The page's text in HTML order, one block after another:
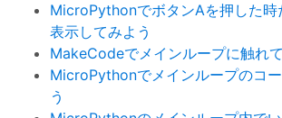
MicroPythonでボタンAを押した時
表示してみよう
MakeCodeでメインループに触れ
MicroPythonでメインループのコ
う